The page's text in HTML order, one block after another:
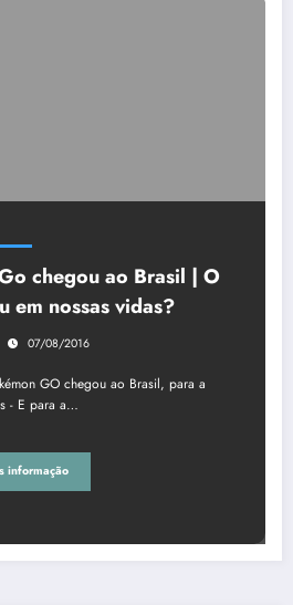
chegou ao Brasil | O
em nossas vidas?
07/08/2016
GO chegou ao Brasil, para a
- E para a…
informação